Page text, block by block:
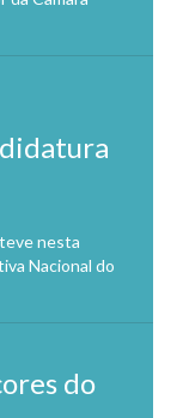
nesta
Nacional do
do